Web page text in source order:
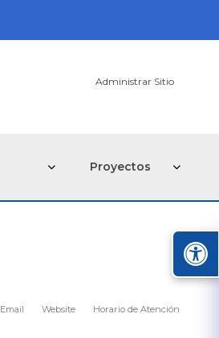
Administrar Sitio
Proyectos
Email Website Horario de Atención